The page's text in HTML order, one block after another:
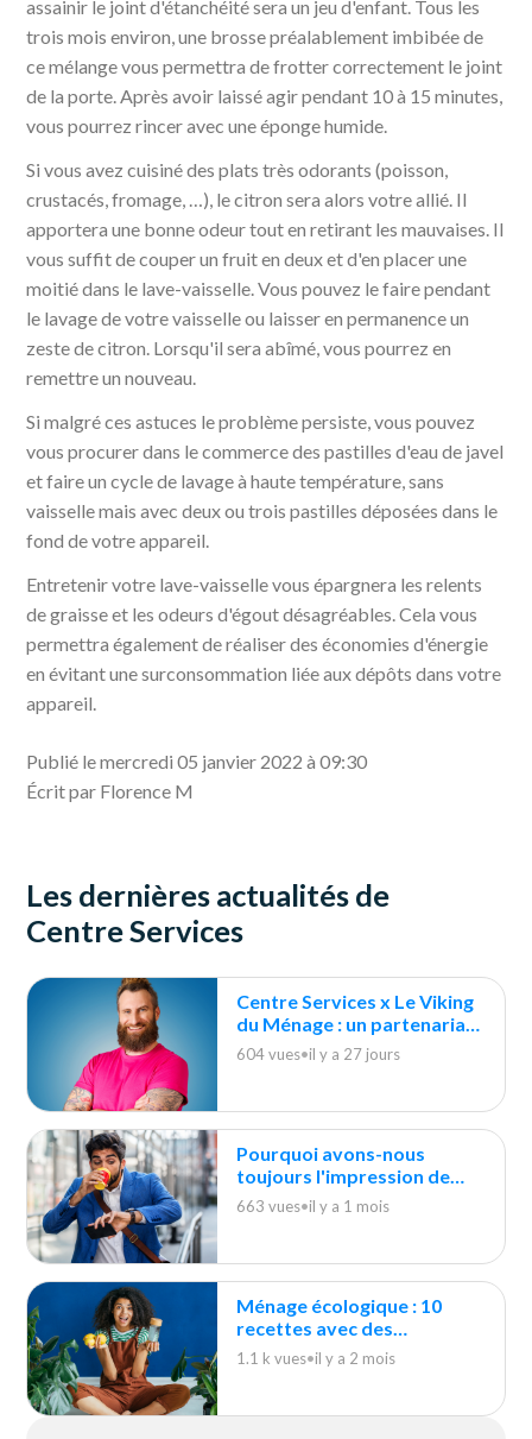
assainir le joint d'étanchéité sera un jeu d'enfant. Tous les
trois mois environ, une brosse préalablement imbibée de
ce mélange vous permettra de frotter correctement le joint
de la porte. Après avoir laissé agir pendant 10 à 15 minutes,
vous pourrez rincer avec une éponge humide.
Si vous avez cuisiné des plats très odorants (poisson,
crustacés, fromage, …), le citron sera alors votre allié. Il
apportera une bonne odeur tout en retirant les mauvaises. Il
vous suffit de couper un fruit en deux et d'en placer une
moitié dans le lave-vaisselle. Vous pouvez le faire pendant
le lavage de votre vaisselle ou laisser en permanence un
zeste de citron. Lorsqu'il sera abîmé, vous pourrez en
remettre un nouveau.
Si malgré ces astuces le problème persiste, vous pouvez
vous procurer dans le commerce des pastilles d'eau de javel
et faire un cycle de lavage à haute température, sans
vaisselle mais avec deux ou trois pastilles déposées dans le
fond de votre appareil.
Entretenir votre lave-vaisselle vous épargnera les relents
de graisse et les odeurs d'égout désagréables. Cela vous
permettra également de réaliser des économies d'énergie
en évitant une surconsommation liée aux dépôts dans votre
appareil.
Publié le mercredi 05 janvier 2022 à 09:30
Écrit par Florence M
Les dernières actualités de
Centre Services
Centre Services x Le Viking
du Ménage : un partenariat
durable
604 vues•il y a 27 jours
Pourquoi avons-nous
toujours l'impression de
courir après le ménage ?
663 vues•il y a 1 mois
Ménage écologique : 10
recettes avec des
indispensables du quotidien
1.1 k vues•il y a 2 mois